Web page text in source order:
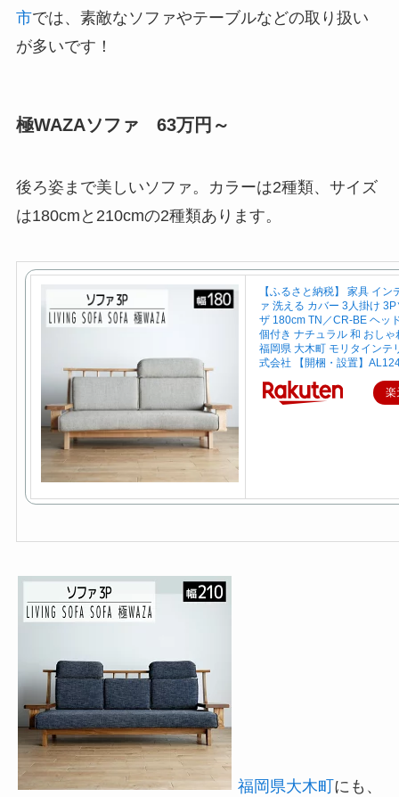
市では、素敵なソファやテーブルなどの取り扱い
が多いです！
極WAZAソファ 63万円～
後ろ姿まで美しいソファ。カラーは2種類、サイズ
は180cmと210cmの2種類あります。
【ふるさと納税】 家具 イン
ァ 洗える カバー 3人掛け
ザ 180cm TN／CR-BE ヘッ
個付き ナチュラル 和 おしゃ
福岡県 大木町 モリタインテ
式会社 【開梱・設置】
楽
福岡県大木町 にも、